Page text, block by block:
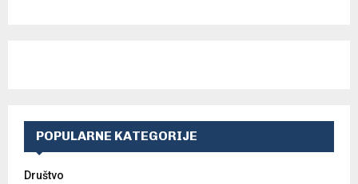
POPULARNE KATEGORIJE
Društvo